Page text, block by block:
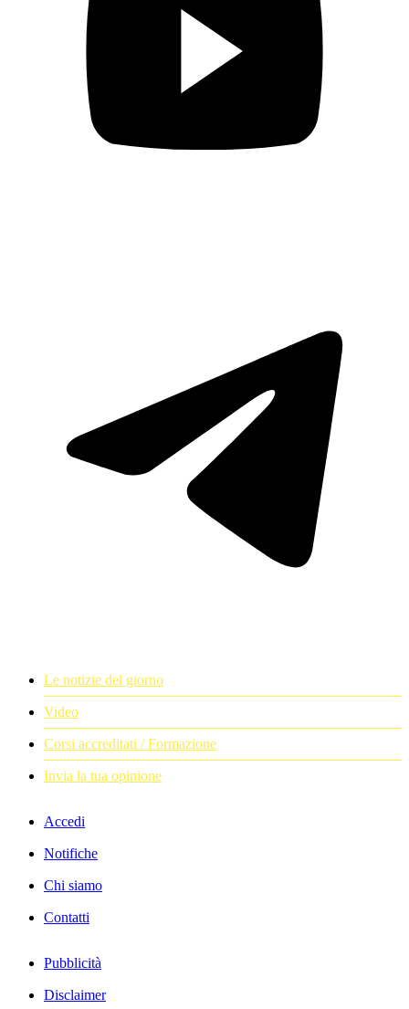
Le notizie del giorno
Video
Corsi accreditati / Formazione
Invia la tua opinione
Accedi
Notifiche
Chi siamo
Contatti
Pubblicità
Disclaimer